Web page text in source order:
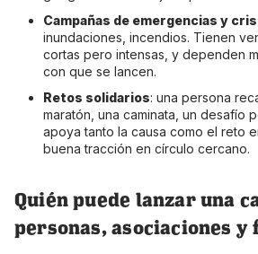
Campañas de emergencias y
inundaciones, incendios. Tienen
cortas pero intensas, y dependen
con que se lancen.
Retos solidarios: una persona
maratón, una caminata, un desafío
apoya tanto la causa como el reto
buena tracción en círculo cercano.
Quién puede lanzar una
personas, asociaciones y